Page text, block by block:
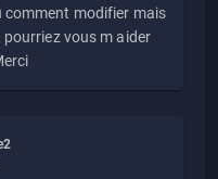
comment modifier mais
pourriez vous m aider